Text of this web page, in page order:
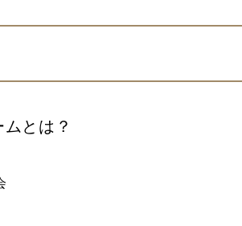
とは？